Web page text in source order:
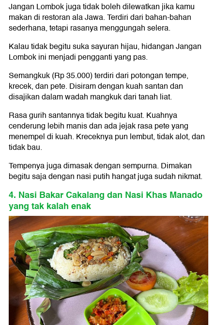
Jangan Lombok juga tidak boleh dilewatkan jika kamu
makan di restoran ala Jawa. Terdiri dari bahan-bahan
sederhana, tetapi rasanya menggungah selera.
Kalau tidak begitu suka sayuran hijau, hidangan Jangan
Lombok ini menjadi pengganti yang pas.
Semangkuk (Rp 35.000) terdiri dari potongan tempe,
krecek, dan pete. Disiram dengan kuah santan dan
disajikan dalam wadah mangkuk dari tanah liat.
Rasa gurih santannya tidak begitu kuat. Kuahnya
cenderung lebih manis dan ada jejak rasa pete yang
menempel di kuah. Kreceknya pun lembut, tidak alot, dan
tidak bau.
Tempenya juga dimasak dengan sempurna. Dimakan
begitu saja dengan nasi putih hangat juga sudah nikmat.
4. Nasi Bakar Cakalang dan Nasi Khas Manado
yang tak kalah enak